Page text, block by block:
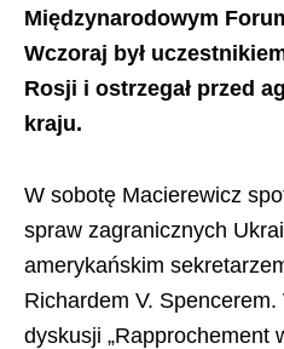
Międzynarodowym
Wczoraj był
Rosji i ostrzegał przed
kraju.
W sobotę Macierewicz
spraw zagranicznych
amerykańskim
Richardem V. Spencerem.
dyskusji „Rapprochement